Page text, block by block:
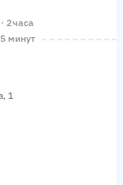
2 часа
минут
1